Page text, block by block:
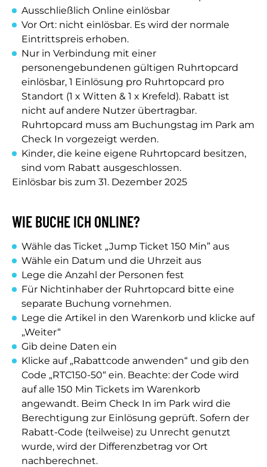
Ausschließlich Online einlösbar
Vor Ort: nicht einlösbar. Es wird der normale
Eintrittspreis erhoben.
Nur in Verbindung mit einer
personengebundenen gültigen Ruhrtopcard
einlösbar, 1 Einlösung pro Ruhrtopcard pro
Standort (1 x Witten & 1 x Krefeld). Rabatt ist
nicht auf andere Nutzer übertragbar.
Ruhrtopcard muss am Buchungstag im Park am
Check In vorgezeigt werden.
Kinder, die keine eigene Ruhrtopcard besitzen,
sind vom Rabatt ausgeschlossen.
Einlösbar bis zum 31. Dezember 2025
WIE BUCHE ICH ONLINE?
Wähle das Ticket „Jump Ticket 150 Min” aus
Wähle ein Datum und die Uhrzeit aus
Lege die Anzahl der Personen fest
Für Nichtinhaber der Ruhrtopcard bitte eine
separate Buchung vornehmen.
Lege die Artikel in den Warenkorb und klicke auf
„Weiter“
Gib deine Daten ein
Klicke auf „Rabattcode anwenden“ und gib den
Code „RTC150-50“ ein. Beachte: der Code wird
auf alle 150 Min Tickets im Warenkorb
angewandt. Beim Check In im Park wird die
Berechtigung zur Einlösung geprüft. Sofern der
Rabatt-Code (teilweise) zu Unrecht genutzt
wurde, wird der Differenzbetrag vor Ort
nachberechnet.